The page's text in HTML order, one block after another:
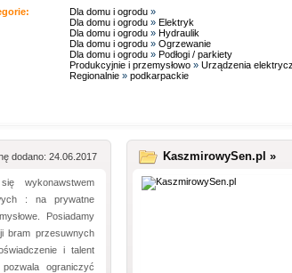
Dla domu i ogrodu »
Dla domu i ogrodu » Elektryk
Dla domu i ogrodu » Hydraulik
Dla domu i ogrodu » Ogrzewanie
Dla domu i ogrodu » Podłogi / parkiety
Produkcyjnie i przemysłowo » Urządzenia
Regionalnie » podkarpackie
dodano: 24.06.2017
wykonawstwem
: na prywatne
Posiadamy
bram przesuwnych
i talent
ograniczyć
KaszmirowySen.pl »